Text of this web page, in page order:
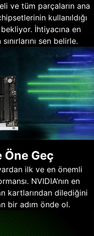
ve tüm parçaların ana
kullanıldığı
İhtiyacına en
sen belirle.
Geç
ilk ve en önemli
NVIDIA’nın en
kartlarından dilediğini
bir adım önde ol.